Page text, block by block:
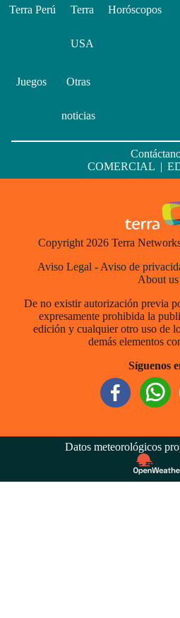
Terra Perú Terra
USA
Horóscopos
Juegos Otras
noticias
COMERCIAL |
Copyright 2026 Terra
Aviso Legal - Aviso de
About us
De no existir autorización previa
expresamente prohibida la
edición y cualquier otro uso de
demás elementos
Síguenos
Datos meteorológicos